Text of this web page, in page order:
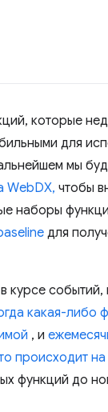
которые
для
мы
WebDX, чтобы
наборы
для
курсе
какая-либо
, и
происходит
функций до